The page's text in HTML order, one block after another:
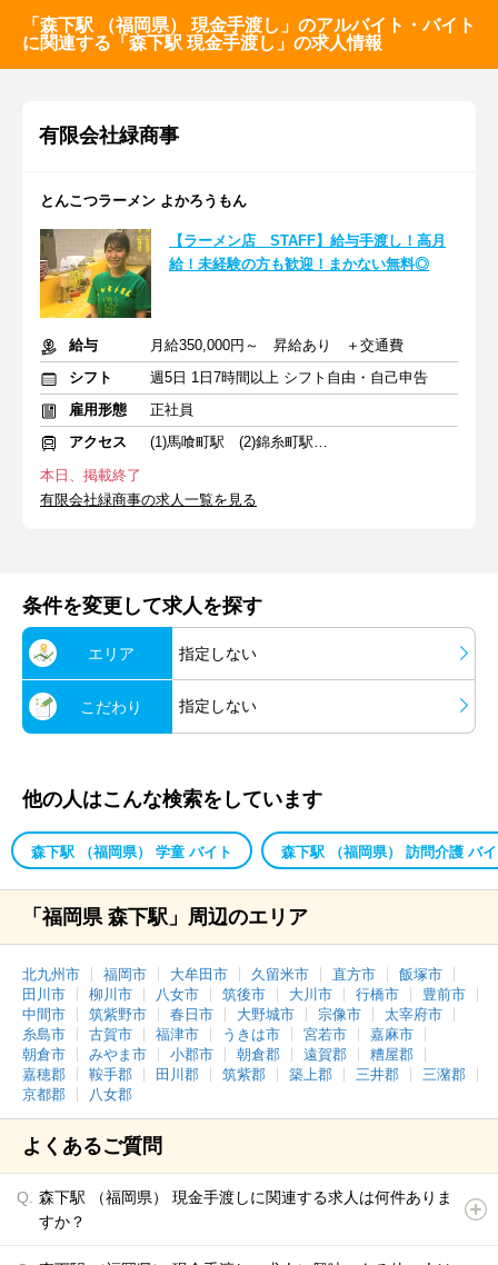
「森下駅 （福岡県） 現金手渡し」のアルバイト・バイト
に関連する「森下駅 現金手渡し」の求人情報
有限会社緑商事
とんこつラーメン よかろうもん
【ラーメン店 STAFF】給与手渡し！高月
給！未経験の方も歓迎！まかない無料◎
給与
月給350,000円～ 昇給あり ＋交通費
シフト
週5日 1日7時間以上 シフト自由・自己申告
雇用形態
正社員
アクセス
(1)馬喰町駅 (2)錦糸町駅 (3)新小岩駅
本日、掲載終了
有限会社緑商事の求人一覧を見る
条件を変更して求人を探す
エリア 指定しない
こだわり 指定しない
他の人はこんな検索をしています
森下駅 （福岡県） 学童 バイト 森下駅 （福岡県） 訪問介護 バ
「福岡県 森下駅」周辺のエリア
北九州市 福岡市 大牟田市 久留米市 直方市
飯塚市
田川市
柳川市 八女市 筑後市 大川市 行橋市
豊前市
中間市
筑紫野市 春日市 大野城市 宗像市
太宰府市
糸島市
古賀市 福津市 うきは市 宮若市
嘉麻市
朝倉市
みやま市 小郡市 朝倉郡 遠賀郡
糟屋郡
嘉穂郡
鞍手郡 田川郡 筑紫郡 築上郡 三井郡
三潴郡
京都郡
八女郡
よくあるご質問
森下駅 （福岡県） 現金手渡しに関連する求人は何件ありま
すか？